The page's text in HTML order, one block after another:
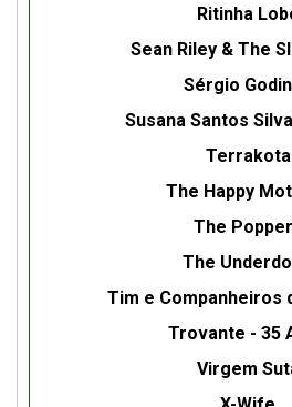
Ritinha
Sean Riley & The
Sérgio
Susana Santos
Terrakota
The Happy
The
The
Tim e Companheiros
Trovante - 35
Virgem